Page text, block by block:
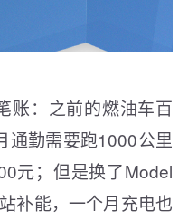
账：之前的燃油车百
通勤需要跑1000公里
元；但是换了Model
补能，一个月充电也